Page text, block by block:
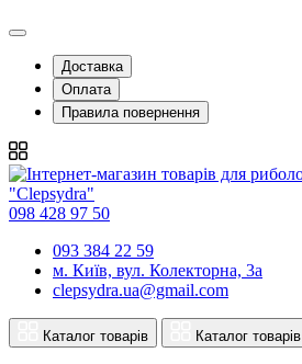
Доставка
Оплата
Правила повернення
098 428 97 50
093 384 22 59
м. Київ, вул. Колекторна, 3а
clepsydra.ua@gmail.com
Каталог товарів Каталог товарів